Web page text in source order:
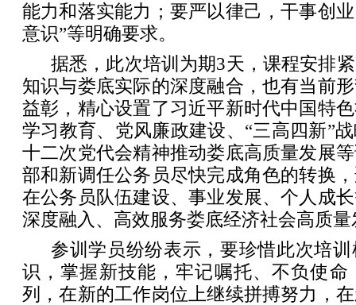
能力和落实能力；要严以律己，干事创
意识”等明确要求。
据悉，此次培训为期3天，课程安排
知识与娄底实际的深度融合，也有当前
益彰，精心设置了习近平新时代中国特
学习教育、党风廉政建设、“三高四新”
十二次党代会精神推动娄底高质量发展
部和新调任公务员尽快完成角色的转换
在公务员队伍建设、事业发展、个人成
深度融入、高效服务娄底经济社会高质
参训学员纷纷表示，要珍惜此次培
识，掌握新技能，牢记嘱托、不负使命
列，在新的工作岗位上继续拼搏努力，